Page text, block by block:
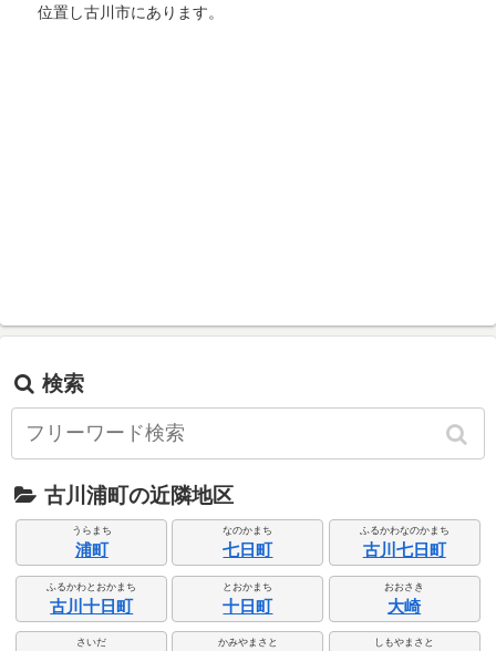
位置し古川市にあります。
検索
古川浦町の近隣地区
うらまち
浦町
なのかまち
七日町
ふるかわなのかまち
古川七日町
ふるかわとおかまち
古川十日町
とおかまち
十日町
おおさき
大崎
さいだ かみやまさと しもやまさと